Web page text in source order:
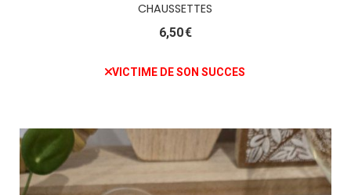
CHAUSSETTES
6,50€
VICTIME DE SON SUCCES